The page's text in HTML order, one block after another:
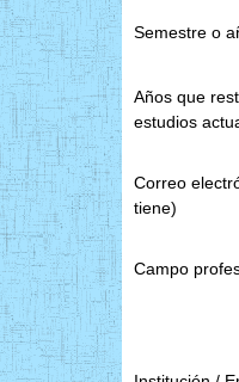
Semestre o
Años que
estudios
Correo
tiene)
Campo